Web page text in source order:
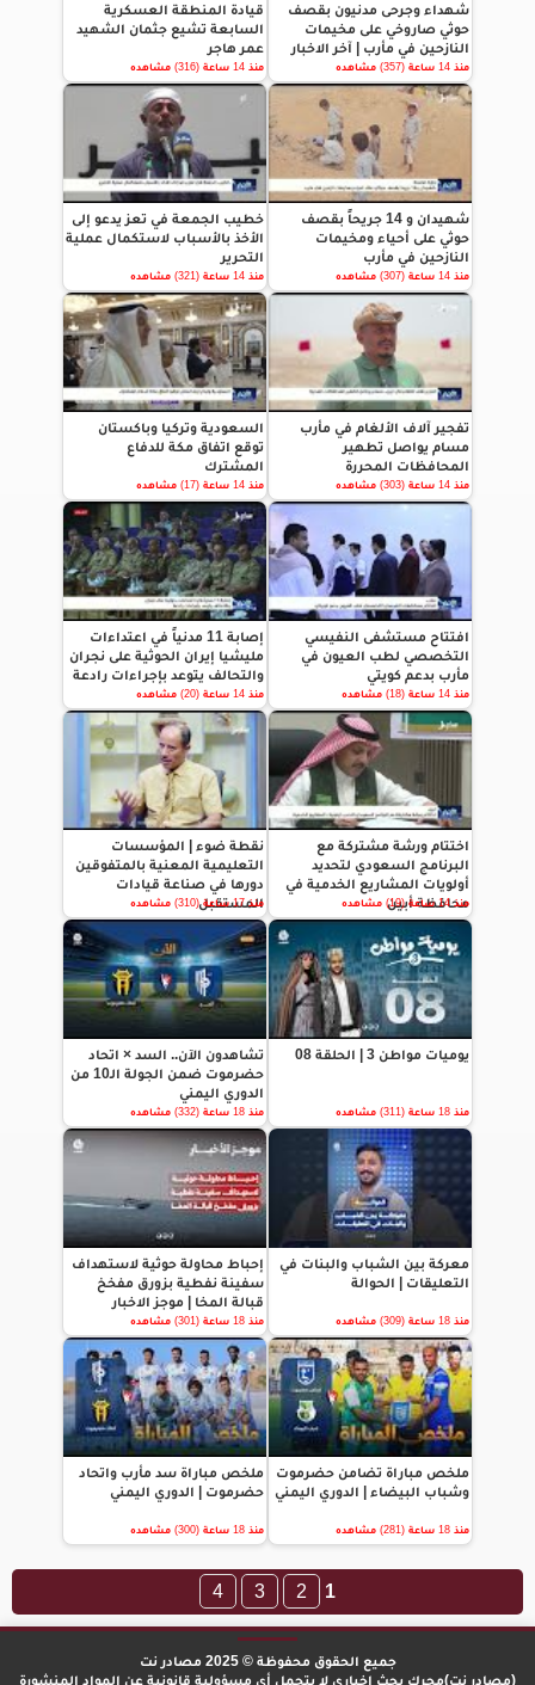
شهداء وجرحى مدنيون بقصف
حوثي صاروخي على مخيمات
النازحين في مأرب | آخر الاخبار
منذ 14 ساعة (357) مشاهده
قيادة المنطقة العسكرية
السابعة تشيع جثمان الشهيد
عمر هاجر
منذ 14 ساعة (316) مشاهده
شهيدان و 14 جريحاً بقصف
حوثي على أحياء ومخيمات
النازحين في مأرب
منذ 14 ساعة (307) مشاهده
خطيب الجمعة في تعز يدعو إلى
الأخذ بالأسباب لاستكمال عملية
التحرير
منذ 14 ساعة (321) مشاهده
تفجير آلاف الألغام في مأرب
مسام يواصل تطهير
المحافظات المحررة
منذ 14 ساعة (303) مشاهده
السعودية وتركيا وباكستان
توقع اتفاق مكة للدفاع
المشترك
منذ 14 ساعة (17) مشاهده
افتتاح مستشفى النفيسي
التخصصي لطب العيون في
مأرب بدعم كويتي
منذ 14 ساعة (18) مشاهده
إصابة 11 مدنياً في اعتداءات
مليشيا إيران الحوثية على نجران
والتحالف يتوعد بإجراءات رادعة
منذ 14 ساعة (20) مشاهده
اختتام ورشة مشتركة مع
البرنامج السعودي لتحديد
أولويات المشاريع الخدمية في
محافظة أبين
منذ 14 ساعة (19) مشاهده
نقطة ضوء | المؤسسات
التعليمية المعنية بالمتفوقين
دورها في صناعة قيادات
المستقبل
منذ 17 ساعة (310) مشاهده
يوميات مواطن 3 | الحلقة 08
منذ 18 ساعة (311) مشاهده
تشاهدون الآن.. السد × اتحاد
حضرموت ضمن الجولة الـ10 من
الدوري اليمني
منذ 18 ساعة (332) مشاهده
معركة بين الشباب والبنات في
التعليقات | الحوالة
منذ 18 ساعة (309) مشاهده
إحباط محاولة حوثية لاستهداف
سفينة نفطية بزورق مفخخ
قبالة المخا | موجز الاخبار
منذ 18 ساعة (301) مشاهده
ملخص مباراة تضامن حضرموت
وشباب البيضاء | الدوري اليمني
منذ 18 ساعة (281) مشاهده
ملخص مباراة سد مأرب واتحاد
حضرموت | الدوري اليمني
منذ 18 ساعة (300) مشاهده
1
2
3
4
جميع الحقوق محفوظة © 2025 مصادر نت
(مصادر نت)محرك بحث إخباري لا يتحمل أي مسؤولية قانونية عن المواد المنشورة